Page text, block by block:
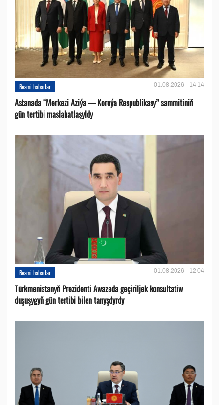
Resmi habarlar 01.08.2026 - 14:14
Astanada “Merkezi Aziýa — Koreýa Respublikasy” sammitiniň
gün tertibi maslahatlaşyldy
Resmi habarlar 01.08.2026 - 12:04
Türkmenistanyň Prezidenti Awazada geçiriljek konsultatiw
duşuşygyň gün tertibi bilen tanyşdyrdy